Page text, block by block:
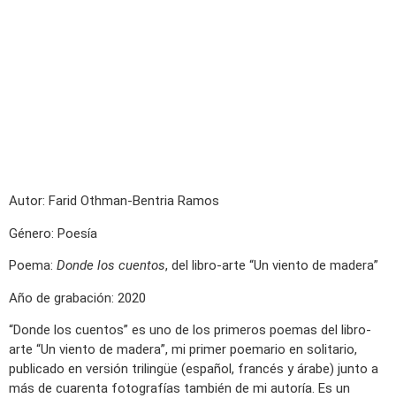
Autor: Farid Othman-Bentria Ramos
Género: Poesía
Poema: Donde los cuentos, del libro-arte “Un viento de madera”
Año de grabación: 2020
“Donde los cuentos” es uno de los primeros poemas del libro-
arte “Un viento de madera”, mi primer poemario en solitario,
publicado en versión trilingüe (español, francés y árabe) junto a
más de cuarenta fotografías también de mi autoría. Es un